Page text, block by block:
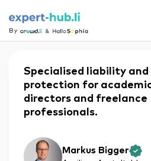
By
Specialised liability and
protection for
directors and freelance
professionals.
Markus Bigger